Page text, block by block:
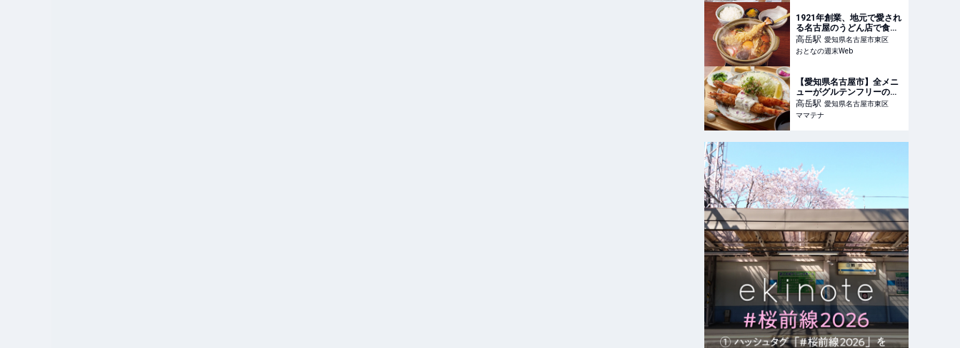
1921年創業、地元で愛され
る名古屋のうどん店で食べ
る味噌煮込みうどんは昔な
がらの味で最高だった
高岳駅 愛知県名古屋市東区
おとなの週末Web
【愛知県名古屋市】全メニ
ューがグルテンフリーの和
食定食店「みちのり亭」名
古屋・泉に2号店オープン |
ママテナ
高岳駅 愛知県名古屋市東区
ママテナ